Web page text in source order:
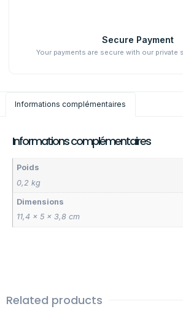
Secure Payment
Your payments are secure with our private
Informations complémentaires
Informations complémentaires
Poids
0,2 kg
Dimensions
11,4 × 5 × 3,8 cm
Related products